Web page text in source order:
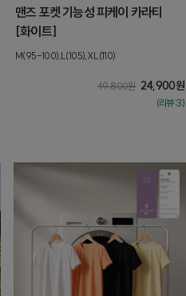
맨즈 포켓 기능성 피케이 카라티
[화이트]
M(95-100),L(105),XL(110)
49,800원 24,900원
(리뷰:3)